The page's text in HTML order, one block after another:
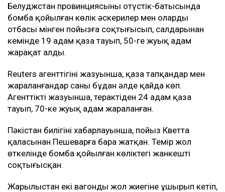
Белуджстан провинциясының оңтүстік-батысында
бомба қойылған көлік әскерилер мен олардың
отбасы мінген пойызға соқтығысып, салдарынан
кемінде 19 адам қаза тауып, 50-ге жуық адам
жарақат алды.
Reuters агенттігінің жазуынша, қаза тапқандар мен
жараланғандар саны бұдан әлде қайда көп.
Агенттіктің жазуынша, терактіден 24 адам қаза
тауып, 70-ке жуық адам жараланған.
Пәкістан билігінің хабарлауынша, пойыз Кветта
қаласынан Пешеварға бара жатқан. Темір жол
өткелінде бомба қойылған көліктегі жанкешті
соқтығысқан.
Жарылыстан екі вагонды жол жиегіне ұшырып кетіп,